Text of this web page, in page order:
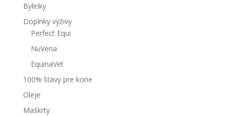
Bylinky
Doplnky výživy
Perfect Equi
NuVena
EquinaVet
100% šťavy pre kone
Oleje
Maškrty